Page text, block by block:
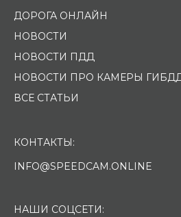
ДОРОГА ОНЛАЙН
НОВОСТИ
НОВОСТИ ПДД
НОВОСТИ ПРО КАМЕРЫ
ВСЕ СТАТЬИ
КОНТАКТЫ:
INFO@SPEEDCAM.ONLINE
НАШИ СОЦСЕТИ: